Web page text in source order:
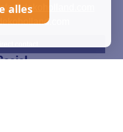
alles